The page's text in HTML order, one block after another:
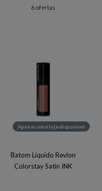
6 ofertas
Apenas uma loja disponível
Batom Líquido Revlon
Colorstay Satin INK